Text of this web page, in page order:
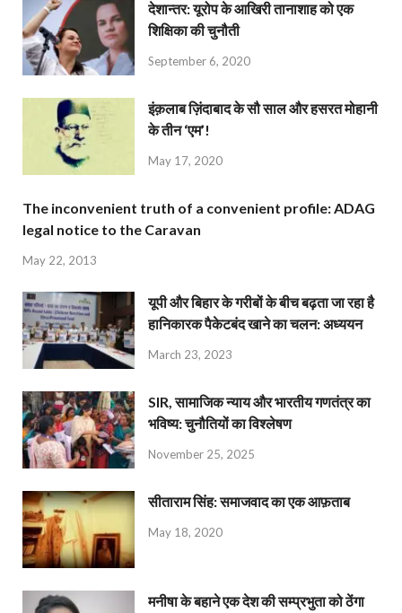
देशान्‍तर: यूरोप के आखिरी तानाशाह को एक
शिक्षिका की चुनौती
September 6, 2020
इंक़लाब ज़िंदाबाद के सौ साल और हसरत मोहानी
के तीन ‘एम’!
May 17, 2020
The inconvenient truth of a convenient profile: ADAG
legal notice to the Caravan
May 22, 2013
यूपी और बिहार के गरीबों के बीच बढ़ता जा रहा है
हानिकारक पैकेटबंद खाने का चलन: अध्ययन
March 23, 2023
SIR, सामाजिक न्याय और भारतीय गणतंत्र का
भविष्य: चुनौतियों का विश्लेषण
November 25, 2025
सीताराम सिंह: समाजवाद का एक आफ़ताब
May 18, 2020
मनीषा के बहाने एक देश की सम्प्रभुता को ठेंगा